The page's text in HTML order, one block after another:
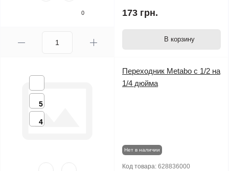
0 173 грн.
В корзину
5
4
Переходник Metabo с 1/2 на
1/4 дюйма
Нет в наличии
Код товара: 628836000